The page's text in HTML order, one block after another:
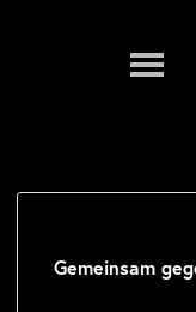
Menu
Gemeinsam